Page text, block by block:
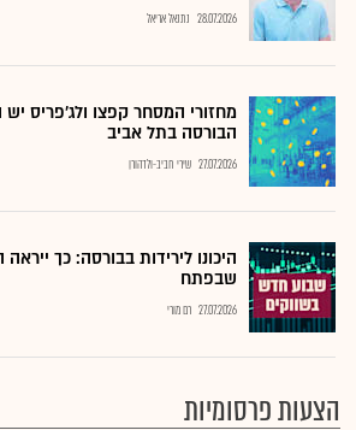
28.07.2026 נתנאל אריאל
מחזורי המסחר קפצו ולג'פריס
הבורסה בתל אביב
27.07.2026 שירי חביב-ולדהורן
היכונו לירידות בבורסה: כך
שבפתח
27.07.2026 רם מורי
הצעות פרסומיות